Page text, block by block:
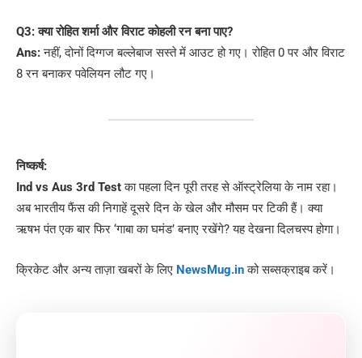
Q3: क्या रोहित शर्मा और विराट कोहली रन बना पाए?
Ans:नहीं, दोनों दिग्गज बल्लेबाज सस्ते में आउट हो गए। रोहित 0 पर और विराट
8 रन बनाकर पवेलियन लौट गए।
निष्कर्ष:
Ind vs Aus 3rd Testका पहला दिन पूरी तरह से ऑस्ट्रेलिया के नाम रहा।
अब भारतीय फैंस की निगाहें दूसरे दिन के खेल और मौसम पर टिकी हैं। क्या
ऋषभ पंत एक बार फिर ‘गाबा का घमंड’ बनाए रखेंगे? यह देखना दिलचस्प होगा।
क्रिकेट और अन्य ताज़ा खबरों के लिए NewsMug.inको सब्सक्राइब करें।